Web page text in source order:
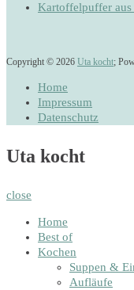
Kartoffelpuffer aus
Copyright © 2026 Uta kocht;
Home
Impressum
Datenschutz
Uta kocht
close
Home
Best of
Kochen
Suppen &
Aufläufe